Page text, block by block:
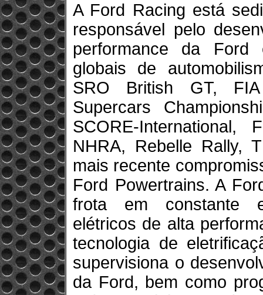
A Ford Racing está
responsável pelo
performance da Ford
globais de
SRO British GT, FIA
Supercars
SCORE-International,
NHRA, Rebelle Rally,
mais recente
Ford Powertrains. A
frota em constante
elétricos de alta
tecnologia de
supervisiona o
da Ford, bem como